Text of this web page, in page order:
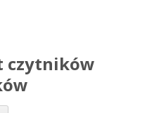
czytników
Przejdź do treści